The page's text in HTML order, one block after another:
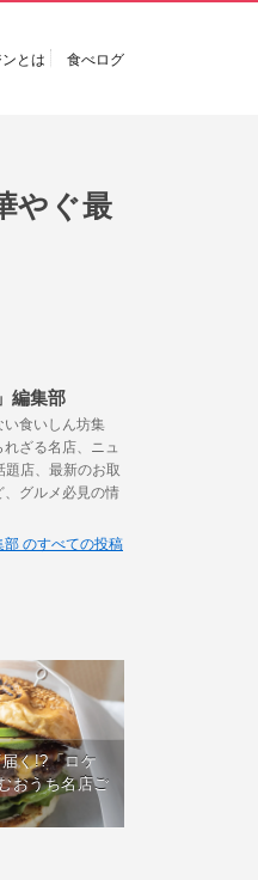
とは 食べログ
やぐ最
編集部
い食いしん坊集
ざる名店、ニュ
題店、最新のお取
、グルメ必見の情
部 のすべての投稿
く!?「ロケ
おうち名店ご